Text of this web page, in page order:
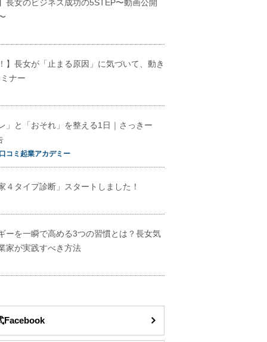
長女のビジネス成功の5STEP〜動画公開
】長女が「止まる原因」に気づいて、動き
ナー
」と「おそれ」を整える1日｜さっきー
コミ起業アカデミー
４タイプ診断」スタートしました！
ーを一瞬で高める3つの習慣とは？長女気
家が実践すべき方法
Facebook